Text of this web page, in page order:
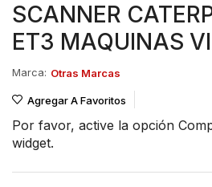
SCANNER
ET3 MAQUINAS
Marca: Otras Marcas
Agregar A Favoritos
Por favor, active la opción
widget.